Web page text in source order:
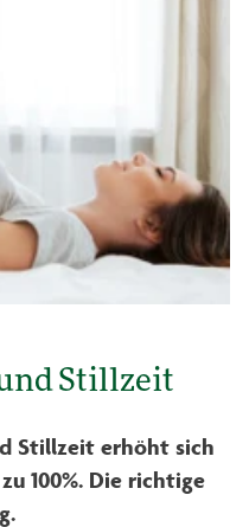
Stillzeit
Stillzeit erhöht sich
100%. Die richtige